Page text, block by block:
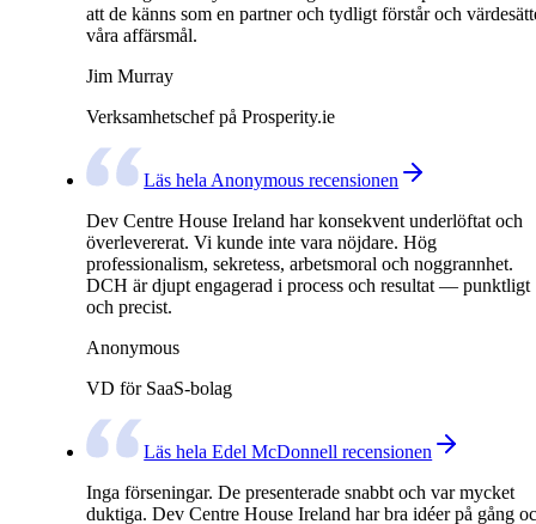
att de känns som en partner och tydligt förstår och
våra affärsmål.
Jim Murray
Verksamhetschef på Prosperity.ie
Läs hela Anonymous recensionen
Dev Centre House Ireland har konsekvent underlöftat och
överlevererat. Vi kunde inte vara nöjdare. Hög
professionalism, sekretess, arbetsmoral och noggrannhet.
DCH är djupt engagerad i process och resultat — punktligt
och precist.
Anonymous
VD för SaaS-bolag
Läs hela Edel McDonnell recensionen
Inga förseningar. De presenterade snabbt och var mycket
duktiga. Dev Centre House Ireland har bra idéer på gång